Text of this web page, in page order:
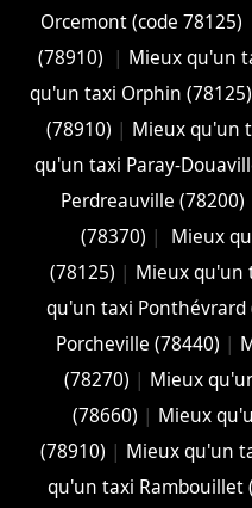
Orcemont (code 78125)
(78910)
| Mieux qu'un
qu'un taxi Orphin (78125)
(78910) | Mieux qu'un
qu'un taxi Paray-
Perdreauville (78200)
(78370) |
Mieux
(78125) | Mieux qu'un
qu'un taxi Ponthévrard
Porcheville (78440) |
(78270) | Mieux
(78660) | Mieux
(78910) | Mieux qu'un
qu'un taxi Rambouillet